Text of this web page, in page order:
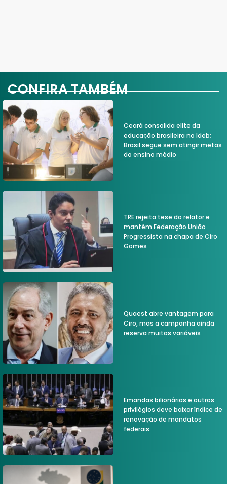
CONFIRA TAMBÉM
Ceará consolida elite da
educação brasileira no Ideb;
Brasil segue sem atingir metas
do ensino médio
TRE rejeita tese do relator e
mantém Federação União
Progressista na chapa de Ciro
Gomes
Quaest abre vantagem para
Ciro, mas a campanha ainda
reserva muitas variáveis
Emandas bilionárias e outros
privilégios deve baixar índice de
renovação de mandatos
federais